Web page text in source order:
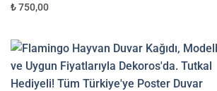
₺ 750,00